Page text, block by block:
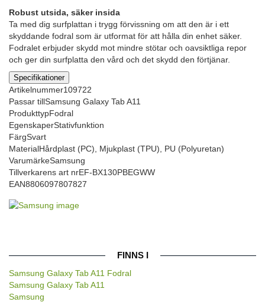
Robust utsida, säker insida
Ta med dig surfplattan i trygg förvissning om att den är i ett
skyddande fodral som är utformat för att hålla din enhet säker.
Fodralet erbjuder skydd mot mindre stötar och oavsiktliga repor
och ger din surfplatta den vård och det skydd den förtjänar.
Specifikationer
Artikelnummer109722
Passar tillSamsung Galaxy Tab A11
ProdukttypFodral
EgenskaperStativfunktion
FärgSvart
MaterialHårdplast (PC), Mjukplast (TPU), PU (Polyuretan)
VarumärkeSamsung
Tillverkarens art nrEF-BX130PBEGWW
EAN8806097807827
FINNS I
Samsung Galaxy Tab A11 Fodral
Samsung Galaxy Tab A11
Samsung